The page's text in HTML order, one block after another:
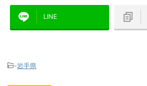
LINE
-岩手県